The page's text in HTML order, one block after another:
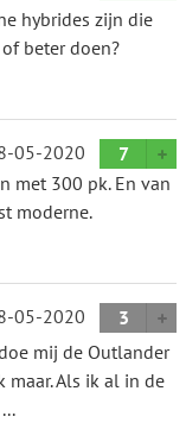
hybrides zijn die
beter doen?
05-2020
7
met 300 pk. En van
moderne.
05-2020
3
mij de Outlander
maar. Als ik al in de